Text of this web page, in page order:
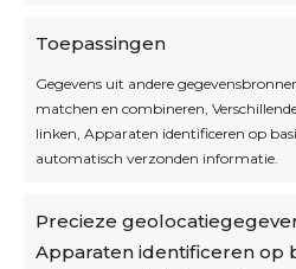
Toepassingen
Gegevens uit andere
matchen en combineren,
linken, Apparaten identificeren op
automatisch verzonden informatie.
Precieze
Apparaten identificeren op
Algemene voorwaarden
Cookiebeleid